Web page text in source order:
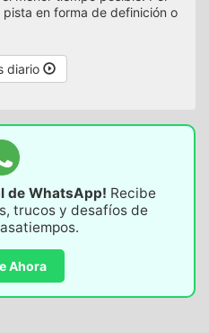
en forma de definición o
diario
de WhatsApp! Recibe
trucos y desafíos de
Ahora